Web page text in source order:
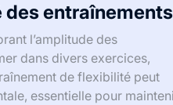
l’amplitude des
dans divers exercices,
de flexibilité peut
essentielle pour